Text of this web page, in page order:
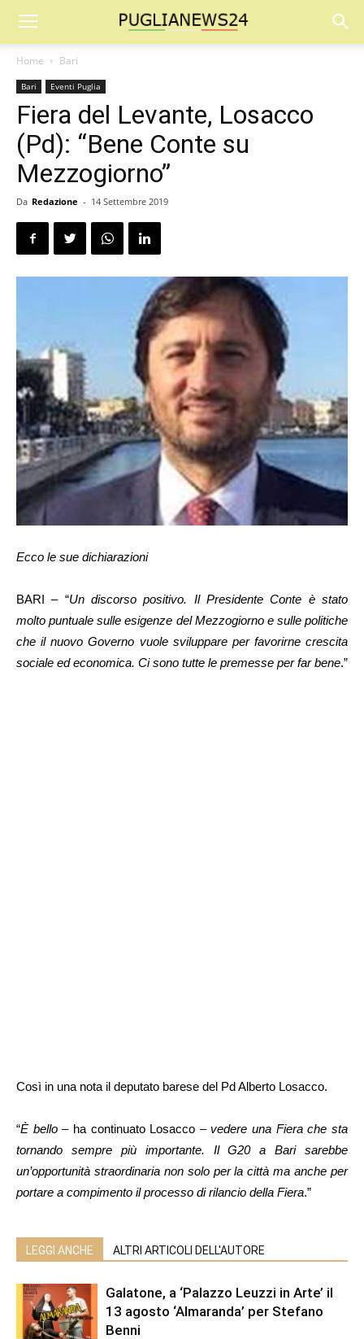
Home Bari
Bari Eventi Puglia
Fiera del Levante, Losacco
(Pd): “Bene Conte su
Mezzogiorno”
Da Redazione - 14 Settembre 2019
Ecco le sue dichiarazioni
BARI – “Un discorso positivo. Il Presidente Conte è stato
molto puntuale sulle esigenze del Mezzogiorno e sulle politiche
che il nuovo Governo vuole sviluppare per favorirne crescita
sociale ed economica. Ci sono tutte le premesse per far bene.”
Così in una nota il deputato barese del Pd Alberto Losacco.
“È bello– ha continuato Losacco – vedere una Fiera che sta
tornando sempre più importante. Il G20 a Bari sarebbe
un’opportunità straordinaria non solo per la città ma anche per
portare a compimento il processo di rilancio della Fiera.”
LEGGI ANCHE ALTRI ARTICOLI DELL'AUTORE
Galatone, a ‘Palazzo Leuzzi in Arte’ il
13 agosto ‘Almaranda’ per Stefano
Benni